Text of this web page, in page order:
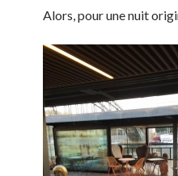
Alors, pour une nuit